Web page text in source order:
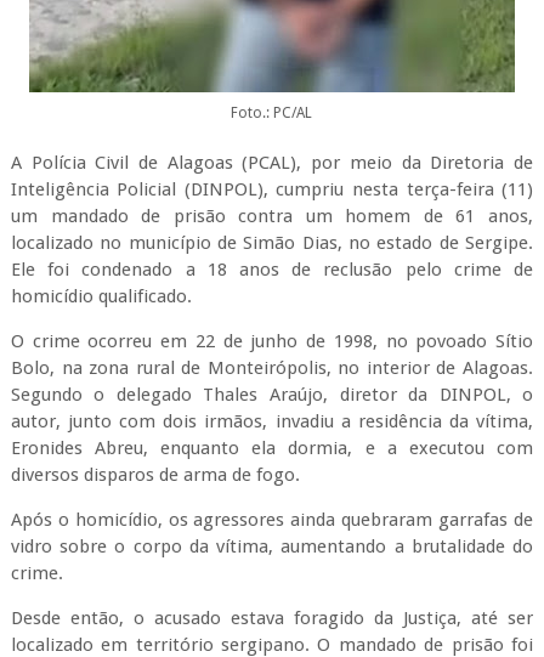
Foto.: PC/AL
A Polícia Civil de Alagoas (PCAL), por meio da Diretoria de
Inteligência Policial (DINPOL), cumpriu nesta terça-feira (11)
um mandado de prisão contra um homem de 61 anos,
localizado no município de Simão Dias, no estado de Sergipe.
Ele foi condenado a 18 anos de reclusão pelo crime de
homicídio qualificado.
O crime ocorreu em 22 de junho de 1998, no povoado Sítio
Bolo, na zona rural de Monteirópolis, no interior de Alagoas.
Segundo o delegado Thales Araújo, diretor da DINPOL, o
autor, junto com dois irmãos, invadiu a residência da vítima,
Eronides Abreu, enquanto ela dormia, e a executou com
diversos disparos de arma de fogo.
Após o homicídio, os agressores ainda quebraram garrafas de
vidro sobre o corpo da vítima, aumentando a brutalidade do
crime.
Desde então, o acusado estava foragido da Justiça, até ser
localizado em território sergipano. O mandado de prisão foi